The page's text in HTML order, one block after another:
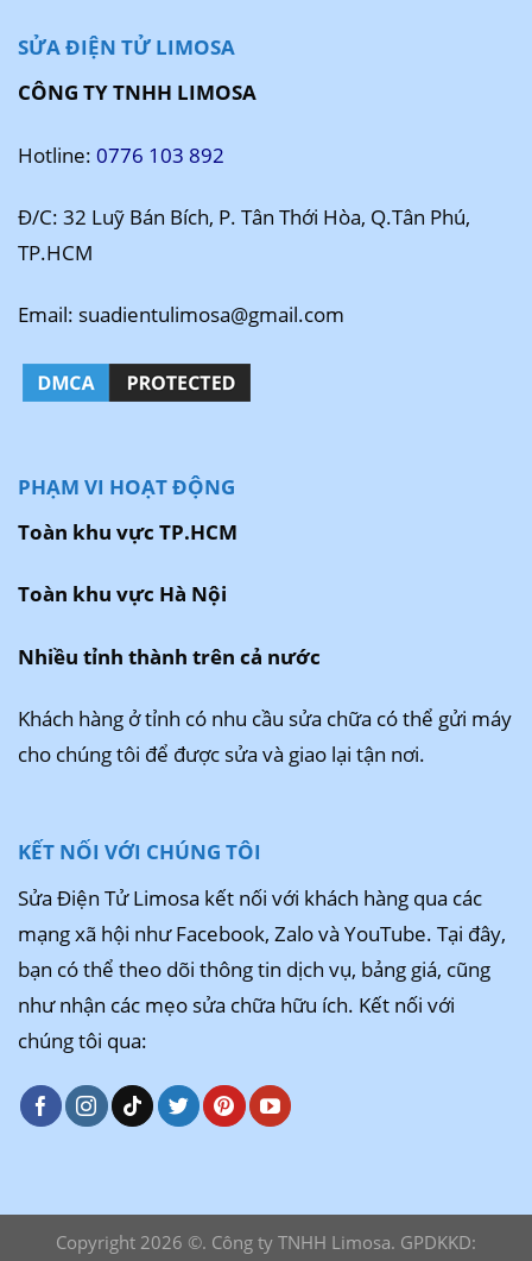
SỬA ĐIỆN TỬ LIMOSA
CÔNG TY TNHH LIMOSA
Hotline: 0776 103 892
Đ/C: 32 Luỹ Bán Bích, P. Tân Thới Hòa, Q.Tân Phú,
TP.HCM
Email: suadientulimosa@gmail.com
PHẠM VI HOẠT ĐỘNG
Toàn khu vực TP.HCM
Toàn khu vực Hà Nội
Nhiều tỉnh thành trên cả nước
Khách hàng ở tỉnh có nhu cầu sửa chữa có thể gửi máy
cho chúng tôi để được sửa và giao lại tận nơi.
KẾT NỐI VỚI CHÚNG TÔI
Sửa Điện Tử Limosa kết nối với khách hàng qua các
mạng xã hội như Facebook, Zalo và YouTube. Tại đây,
bạn có thể theo dõi thông tin dịch vụ, bảng giá, cũng
như nhận các mẹo sửa chữa hữu ích. Kết nối với
chúng tôi qua:
Copyright 2026 ©. Công ty TNHH Limosa. GPDKKD: